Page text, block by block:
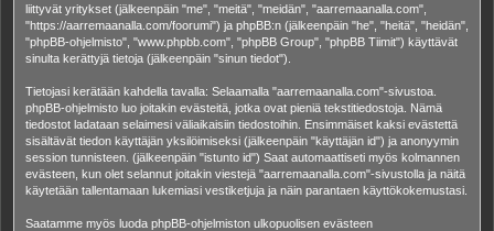
liittyvät yritykset (jälkeenpäin "me", "meitä", "meidän", "aarremaanalla.com",
"https://aarremaanalla.com/foorumi") ja phpBB:n (jälkeenpäin "he", "heitä", "heidän",
"phpBB-ohjelmisto", "www.phpbb.com", "phpBB Group", "phpBB Tiimit") käyttävät
sinulta kerättyjä tietoja (jälkeenpäin "sinun tiedot").
Tietojasi kerätään kahdella tavalla: Selaamalla "aarremaanalla.com"-sivustoa.
phpBB-ohjelmisto luo joitakin evästeitä, jotka ovat pieniä tekstitiedostoja. Nämä
tiedostot ladataan selaimesi väliaikaisiin tiedostoihin. Ensimmäiset kaksi evästettä
sisältävät tiedon käyttäjän yksilöimiseksi (jälkeenpäin "käyttäjän id") ja anonyymin
session tunnisteen. (jälkeenpäin "istunto id") Saat automaattiseti myös kolmannen
evästeen, kun olet selannut joitakin viestejä "aarremaanalla.com"-sivustolla ja näitä
käytetään tallentamaan lukemiasi vestiketjuja ja näin parantaen käyttökokemustasi.
Saatamme myös luoda phpBB-ohjelmiston ulkopuolisen evästeen